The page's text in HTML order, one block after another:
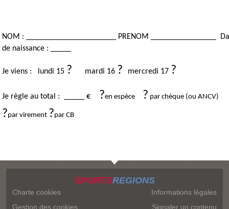
NOM : ______________________ PRENOM ________________
de naissance : _____
Je viens :   lundi 15 ? mardi 16 ? mercredi 17 ?
Je règle au total :  _____ € ?en espèce ?
?par virement ?par CB
SPORTSREGIONS
Charte cookies
Gestion des cookies
Informations légales
Signaler un contenu